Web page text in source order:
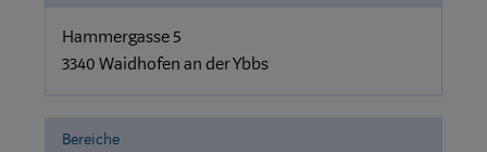
Hammergasse 5
3340 Waidhofen an der Ybbs
Bereiche